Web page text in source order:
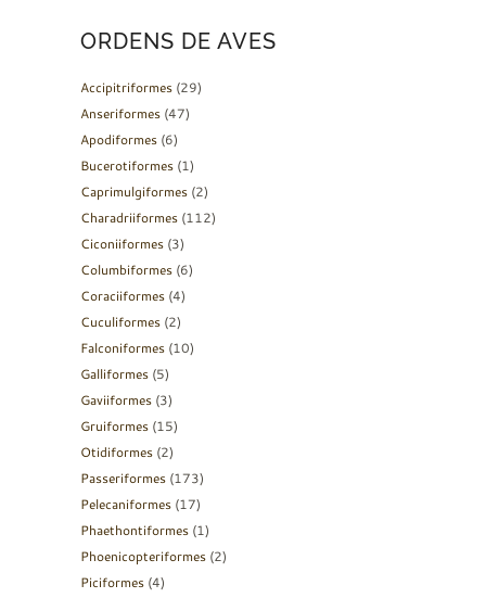
ORDENS DE AVES
Accipitriformes (29)
Anseriformes (47)
Apodiformes (6)
Bucerotiformes (1)
Caprimulgiformes (2)
Charadriiformes (112)
Ciconiiformes (3)
Columbiformes (6)
Coraciiformes (4)
Cuculiformes (2)
Falconiformes (10)
Galliformes (5)
Gaviiformes (3)
Gruiformes (15)
Otidiformes (2)
Passeriformes (173)
Pelecaniformes (17)
Phaethontiformes (1)
Phoenicopteriformes (2)
Piciformes (4)